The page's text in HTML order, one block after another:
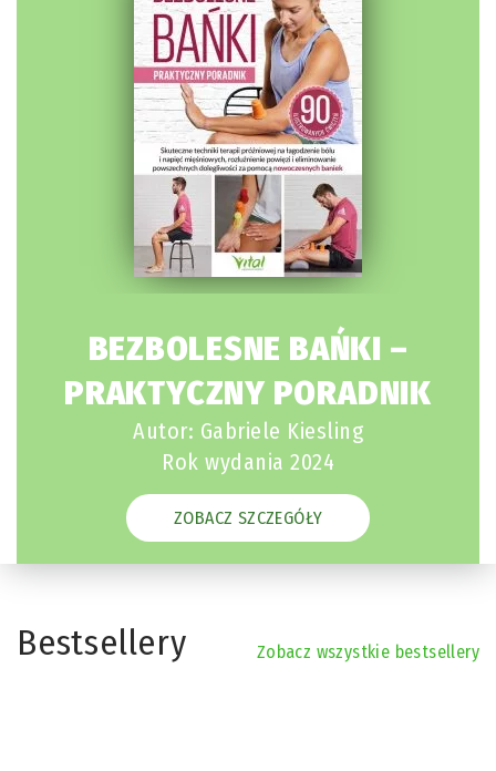
BEZBOLESNE BAŃKI –
PRAKTYCZNY PORADNIK
Autor: Gabriele Kiesling
Rok wydania 2024
ZOBACZ SZCZEGÓŁY
Bestsellery Zobacz wszystkie bestsellery